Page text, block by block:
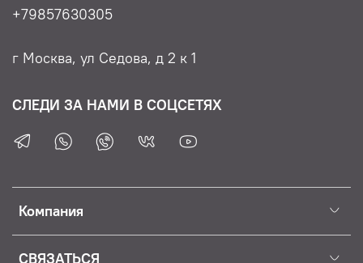
Компания
СВЯЗАТЬСЯ
+79857630305
г Москва, ул Седова, д 2 к 1
СЛЕДИ ЗА НАМИ В СОЦСЕТЯХ